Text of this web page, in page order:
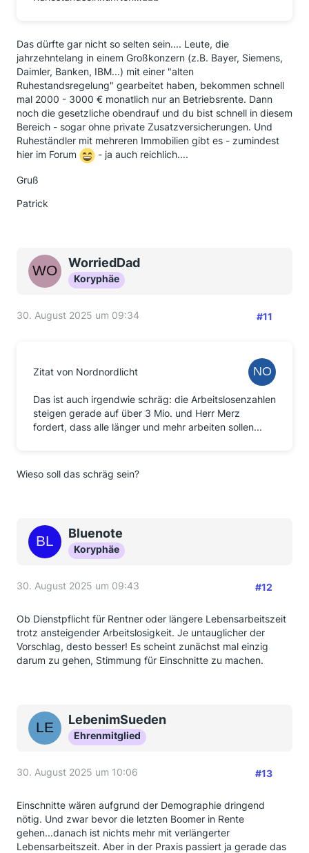
Das dürfte gar nicht so selten sein.... Leute, die
jahrzehntelang in einem Großkonzern (z.B. Bayer, Siemens,
Daimler, Banken, IBM...) mit einer "alten
Ruhestandsregelung" gearbeitet haben, bekommen schnell
mal 2000 - 3000 € monatlich nur an Betriebsrente. Dann
noch die gesetzliche obendrauf und du bist schnell in diesem
Bereich - sogar ohne private Zusatzversicherungen. Und
Ruheständler mit mehreren Immobilien gibt es - zumindest
hier im Forum
- ja auch reichlich....
Gruß
Patrick
WorriedDad
Koryphäe
30. August 2025 um 09:34 #11
Zitat von Nordnordlicht
Das ist auch irgendwie schräg: die Arbeitslosenzahlen
steigen gerade auf über 3 Mio. und Herr Merz
fordert, dass alle länger und mehr arbeiten sollen...
Wieso soll das schräg sein?
Bluenote
Koryphäe
30. August 2025 um 09:43 #12
Ob Dienstpflicht für Rentner oder längere Lebensarbeitszeit
trotz ansteigender Arbeitslosigkeit. Je untauglicher der
Vorschlag, desto besser! Es scheint zunächst mal einzig
darum zu gehen, Stimmung für Einschnitte zu machen.
LebenimSueden
Ehrenmitglied
30. August 2025 um 10:06 #13
Einschnitte wären aufgrund der Demographie dringend
nötig. Und zwar bevor die letzten Boomer in Rente
gehen...danach ist nichts mehr mit verlängerter
Lebensarbeitszeit. Aber in der Praxis passiert ja gerade das